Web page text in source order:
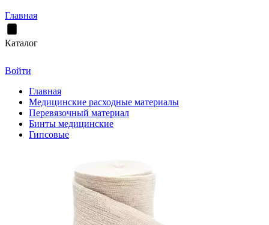
Главная
Каталог
Войти
Главная
Медицинские расходные материалы
Перевязочный материал
Бинты медицинские
Гипсовые